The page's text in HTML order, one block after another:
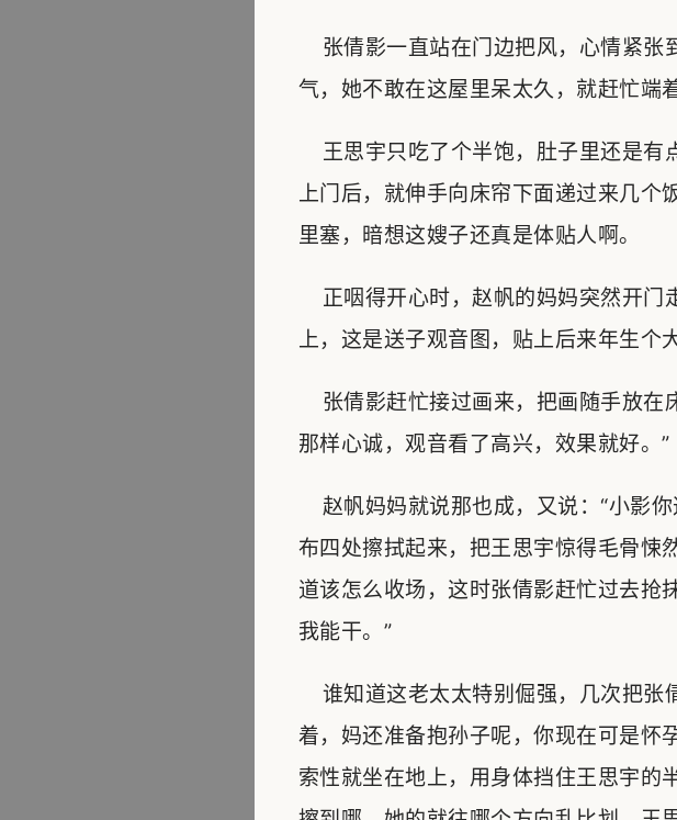
张倩影一直站在门边把风，心情紧张
气，她不敢在这屋里呆太久，就赶忙端
王思宇只吃了个半饱，肚子里还是有
上门后，就伸手向床帘下面递过来几个
里塞，暗想这嫂子还真是体贴人啊。
正咽得开心时，赵帆的妈妈突然开门
上，这是送子观音图，贴上后来年生个
张倩影赶忙接过画来，把画随手放在
那样心诚，观音看了高兴，效果就好。”
赵帆妈妈就说那也成，又说：“小影
布四处擦拭起来，把王思宇惊得毛骨悚
道该怎么收场，这时张倩影赶忙过去抢
我能干。”
谁知道这老太太特别倔强，几次把张
着，妈还准备抱孙子呢，你现在可是怀
索性就坐在地上，用身体挡住王思宇的